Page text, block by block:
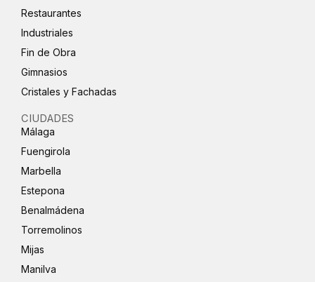
Restaurantes
Industriales
Fin de Obra
Gimnasios
Cristales y Fachadas
CIUDADES
Málaga
Fuengirola
Marbella
Estepona
Benalmádena
Torremolinos
Mijas
Manilva